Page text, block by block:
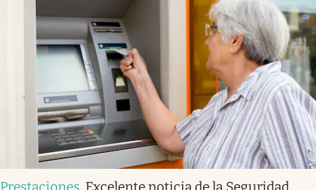
Prestaciones. Excelente noticia de la Seguridad